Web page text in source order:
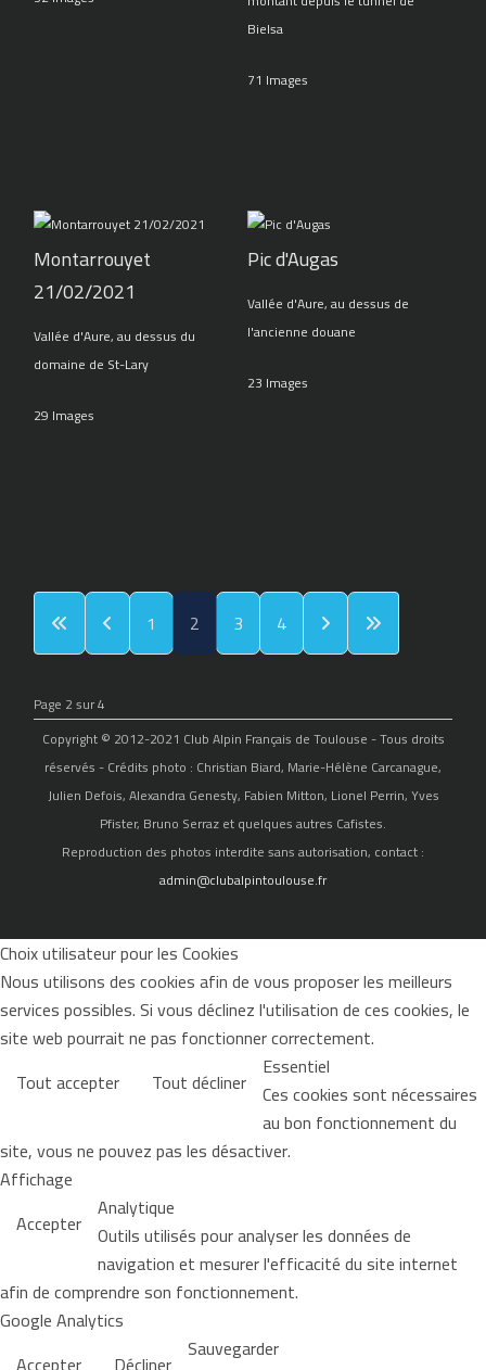
Bielsa
71 Images
Montarrouyet
21/02/2021
Vallée d'Aure, au dessus du
domaine de St-Lary
29 Images
Pic d'Augas
Vallée d'Aure, au dessus de
l'ancienne douane
23 Images
1 2 3 4
Page 2 sur 4
Copyright © 2012-2021 Club Alpin Français de Toulouse - Tous droits
réservés - Crédits photo : Christian Biard, Marie-Hélène Carcanague,
Julien Defois, Alexandra Genesty, Fabien Mitton, Lionel Perrin, Yves
Pfister, Bruno Serraz et quelques autres Cafistes.
Reproduction des photos interdite sans autorisation, contact :
admin@clubalpintoulouse.fr
Choix utilisateur pour les Cookies
Nous utilisons des cookies afin de vous proposer les meilleurs
services possibles. Si vous déclinez l'utilisation de ces cookies, le
site web pourrait ne pas fonctionner correctement.
Tout accepter
Tout décliner Essentiel
Ces cookies sont nécessaires
au bon fonctionnement du
site, vous ne pouvez pas les désactiver.
Affichage
Accepter Analytique
Outils utilisés pour analyser les données de
navigation et mesurer l'efficacité du site internet
afin de comprendre son fonctionnement.
Google Analytics
Sauvegarder